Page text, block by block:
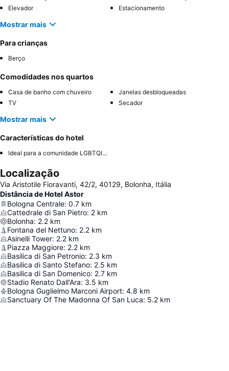
Elevador
Estacionamento
Mostrar mais
Para crianças
Berço
Comodidades nos quartos
Casa de banho com chuveiro
Janelas desbloqueadas
TV
Secador
Mostrar mais
Características do hotel
Ideal para a comunidade LGBTQIA+
Localização
Via Aristotile Fioravanti, 42/2, 40129, Bolonha, Itália
Distância de Hotel Astor
Bologna Centrale: 0.7 km
Cattedrale di San Pietro: 2 km
Bolonha: 2.2 km
Fontana del Nettuno: 2.2 km
Asinelli Tower: 2.2 km
Piazza Maggiore: 2.2 km
Basilica di San Petronio: 2.3 km
Basilica di Santo Stefano: 2.5 km
Basilica di San Domenico: 2.7 km
Stadio Renato Dall'Ara: 3.5 km
Bologna Guglielmo Marconi Airport: 4.8 km
Sanctuary Of The Madonna Of San Luca: 5.2 km